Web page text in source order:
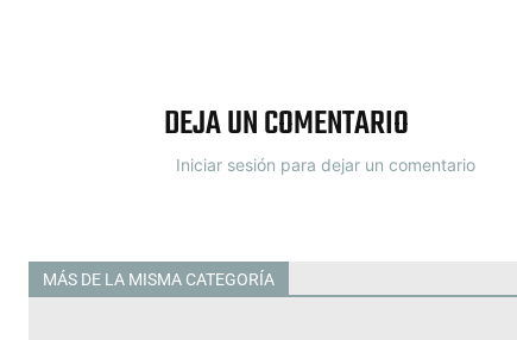
DEJA UN COMENTARIO
Iniciar sesión para dejar un comentario
MÁS DE LA MISMA CATEGORÍA